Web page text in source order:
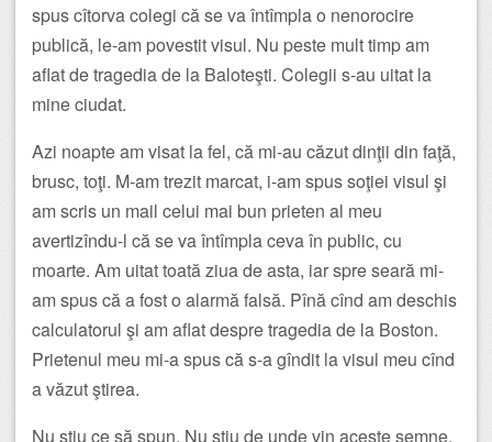
spus cîtorva colegi că se va întîmpla o nenorocire
publică, le-am povestit visul. Nu peste mult timp am
aflat de tragedia de la Baloteşti. Colegii s-au uitat la
mine ciudat.
Azi noapte am visat la fel, că mi-au căzut dinţii din faţă,
brusc, toţi. M-am trezit marcat, i-am spus soţiei visul şi
am scris un mail celui mai bun prieten al meu
avertizîndu-l că se va întîmpla ceva în public, cu
moarte. Am uitat toată ziua de asta, iar spre seară mi-
am spus că a fost o alarmă falsă. Pînă cînd am deschis
calculatorul şi am aflat despre tragedia de la Boston.
Prietenul meu mi-a spus că s-a gîndit la visul meu cînd
a văzut ştirea.
Nu stiu ce să spun. Nu ştiu de unde vin aceste semne,